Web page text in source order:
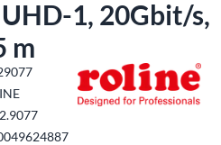
1, 20Gbit/s,
m